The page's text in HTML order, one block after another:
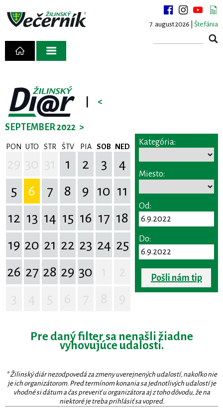
7. august 2026 | Štefánia
<
SEPTEMBER 2022 >
PON UTO STR ŠTV PIA SOB NED
1 2 3
4
5
6 7 8 9 10 11
12 13 14 15 16 17 18
19 20 21 22 23 24 25
26 27 28 29 30
Kategória:
Miesto:
Od:
Do:
Pošli nám tip
Pre daný filter sa nenašli žiadne
vyhovujúce udalosti.
* Žilinský diár nezodpovedá za zmeny uverejnených udalostí, nakoľko nie
je ich organizátorom. Pred termínom konania sa jednotlivých udalostí je
vhodné si dátum a čas preveriť u organizátora aj z toho dôvodu, že na
niektoré je treba prihlásiť sa vopred.